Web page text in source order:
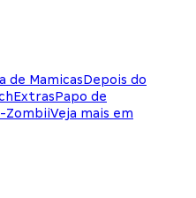
de MamicasDepois do
ExtrasPapo de
ZombiiVeja mais em